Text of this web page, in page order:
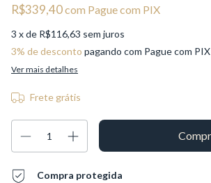
R$339,40com Pague com PIX
3 x de R$116,63 sem juros
3% de desconto pagando com Pague com PIX
Ver mais detalhes
Frete grátis
Compra protegida